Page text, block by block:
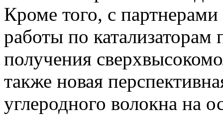
Кроме того, с
работы по
получения
также новая
углеродного волокна на